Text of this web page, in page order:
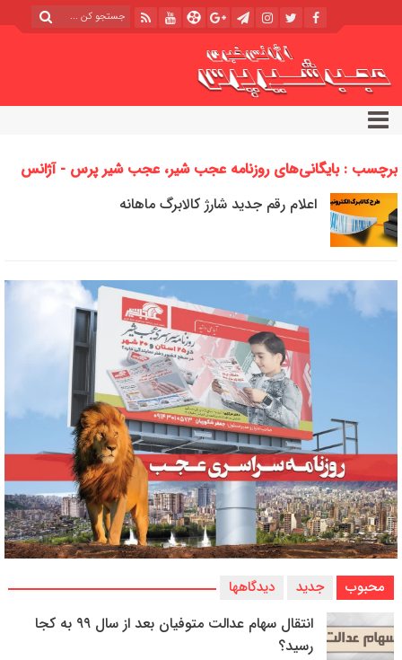
برچسب : بایگانی‌های روزنامه عجب شیر، عجب شیر پرس - آژانس
خبری عجب شیر پرس
اعلام رقم جدید شارژ کالابرگ ماهانه
محبوب جدید دیدگاهها
انتقال سهام عدالت متوفیان بعد از سال ۹۹ به کجا
رسید؟